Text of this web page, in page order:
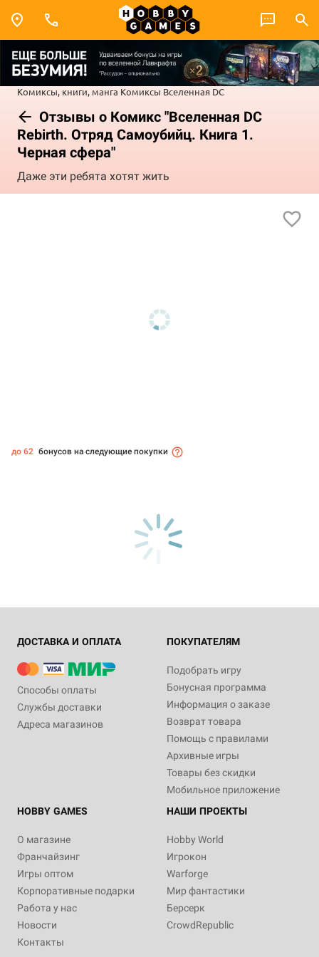
Комиксы, книги, манга Комиксы Вселенная DC
Отзывы о Комикс "Вселенная DC
Rebirth. Отряд Самоубийц. Книга 1.
Черная сфера"
Даже эти ребята хотят жить
до 62 бонусов на следующие покупки
ДОСТАВКА И ОПЛАТА
Способы оплаты
Службы доставки
Адреса магазинов
ПОКУПАТЕЛЯМ
Подобрать игру
Бонусная программа
Информация о заказе
Возврат товара
Помощь с правилами
Архивные игры
Товары без скидки
Мобильное приложение
HOBBY GAMES
О магазине
Франчайзинг
Игры оптом
Корпоративные подарки
Работа у нас
Новости
Контакты
НАШИ ПРОЕКТЫ
Hobby World
Игрокон
Warforge
Мир фантастики
Берсерк
CrowdRepublic